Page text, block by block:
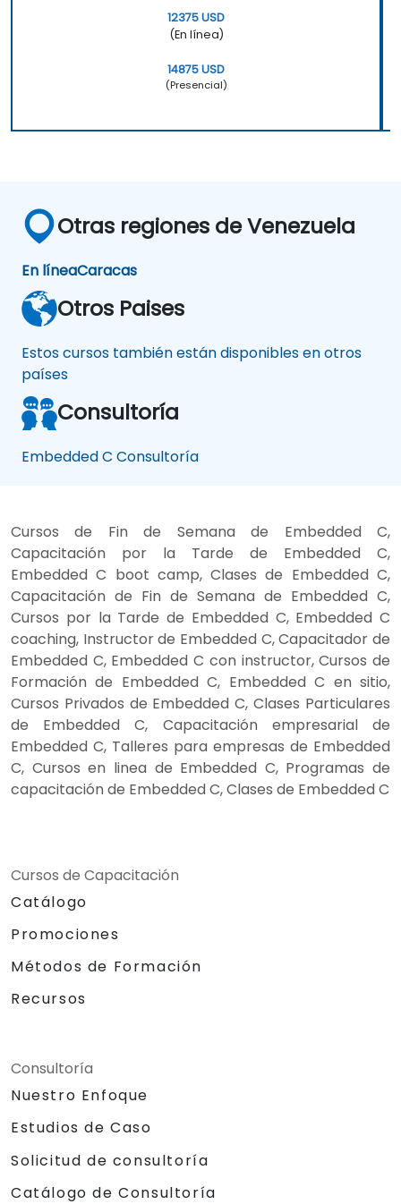
12375 USD
(En línea)
14875 USD
(Presencial)
Otras regiones de Venezuela
En líneaCaracas
Otros Paises
Estos cursos también están disponibles en otros
países
Consultoría
Embedded C Consultoría
Cursos de Fin de Semana de Embedded C,
Capacitación por la Tarde de Embedded C,
Embedded C boot camp, Clases de Embedded C,
Capacitación de Fin de Semana de Embedded C,
Cursos por la Tarde de Embedded C, Embedded C
coaching, Instructor de Embedded C, Capacitador de
Embedded C, Embedded C con instructor, Cursos de
Formación de Embedded C, Embedded C en sitio,
Cursos Privados de Embedded C, Clases Particulares
de Embedded C, Capacitación empresarial de
Embedded C, Talleres para empresas de Embedded
C, Cursos en linea de Embedded C, Programas de
capacitación de Embedded C, Clases de Embedded C
Cursos de Capacitación
Catálogo
Promociones
Métodos de Formación
Recursos
Consultoría
Nuestro Enfoque
Estudios de Caso
Solicitud de consultoría
Catálogo de Consultoría